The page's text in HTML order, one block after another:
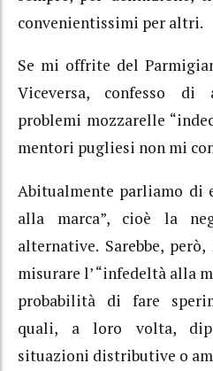
convenientissimi per altri.
Se mi offrite del
Viceversa, confesso di
problemi mozzarelle
mentori pugliesi non mi
Abitualmente parliamo di
alla marca”, cioè la
alternative. Sarebbe,
misurare l’ “infedeltà alla
probabilità di fare
quali, a loro volta,
situazioni distributive o